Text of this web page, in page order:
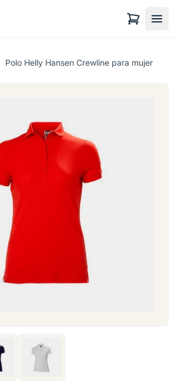
Polo Helly Hansen Crewline para mujer